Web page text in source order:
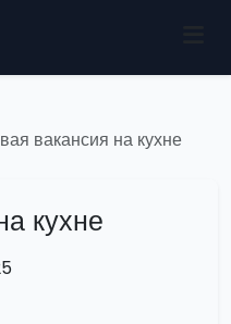
вакансия на кухне
кухне